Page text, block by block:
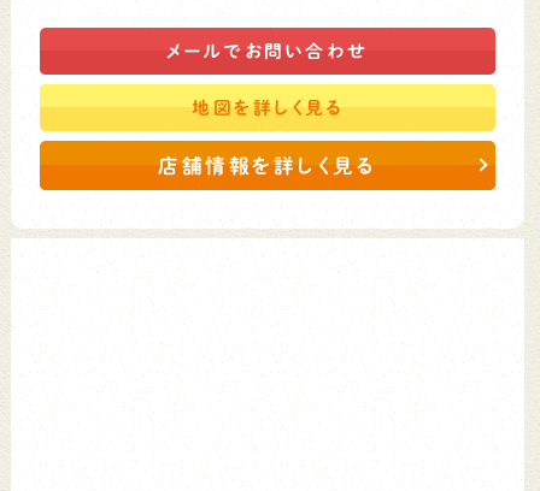
メールで お問い合わせ
地図を詳しく見る
店舗情報を詳しく見る